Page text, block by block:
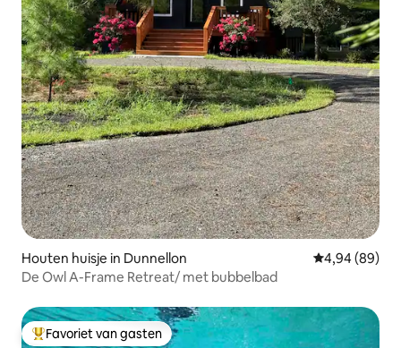
Houten huisje in Dunnellon Gemiddelde
4,94 (89)
De Owl A-Frame Retreat/ met bubbelbad
Topfavoriet van gasten
Favoriet van gasten